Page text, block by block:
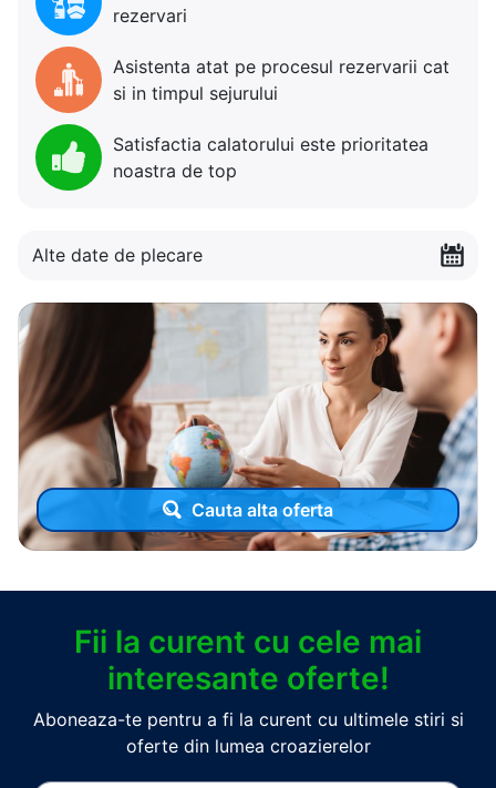
rezervari
Asistenta atat pe procesul rezervarii cat
si in timpul sejurului
Satisfactia calatorului este prioritatea
noastra de top
Alte date de plecare
Cauta alta oferta
Fii la curent cu cele mai
interesante oferte!
Aboneaza-te pentru a fi la curent cu ultimele stiri si
oferte din lumea croazierelor